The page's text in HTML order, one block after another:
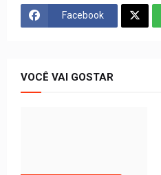
Facebook
VOCÊ VAI GOSTAR